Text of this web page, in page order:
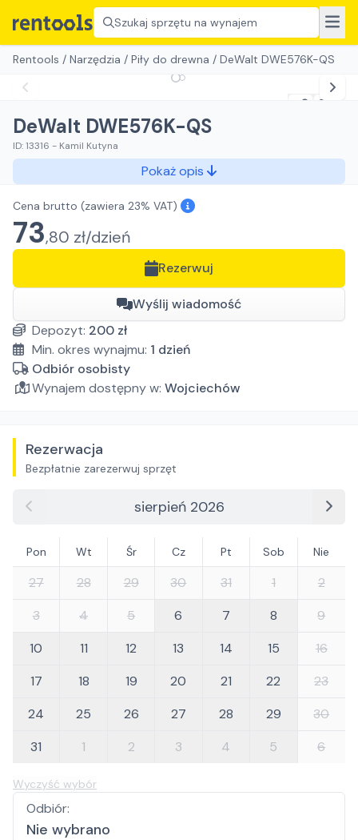
Szukaj sprzętu na wynajem
Rentools / Narzędzia / Piły do drewna / DeWalt DWE576K-QS
DeWalt DWE576K-QS
ID:13316 - Kamil Kutyna
Pokaż opis
Cena brutto (zawiera 23% VAT)
73,80 zł/dzień
Rezerwuj
Wyślij wiadomość
Depozyt: 200 zł
Min. okres wynajmu: 1 dzień
Odbiór osobisty
Wynajem dostępny w: Wojciechów
Rezerwacja
Bezpłatnie zarezerwuj sprzęt
sierpień 2026
Pon Wt Śr Cz Pt Sob Nie
27 28 29 30 31 1
2
3
4 5 6 7 8
9
10
11 12 13 14 15
16
17
18 19 20 21 22
23
24
25 26 27 28 29
30
31
1 2 3 4 5 6
Wyczyść wybór
Odbiór:
Nie wybrano